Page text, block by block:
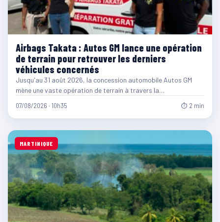
Airbags Takata : Autos GM lance une opération
de terrain pour retrouver les derniers
véhicules concernés
Jusqu'au 31 août 2026, la concession automobile Autos GM
mène une vaste opération de terrain à travers la…
07/08/2026 · 10h35 ⏱ 2 min
MARTINIQUE